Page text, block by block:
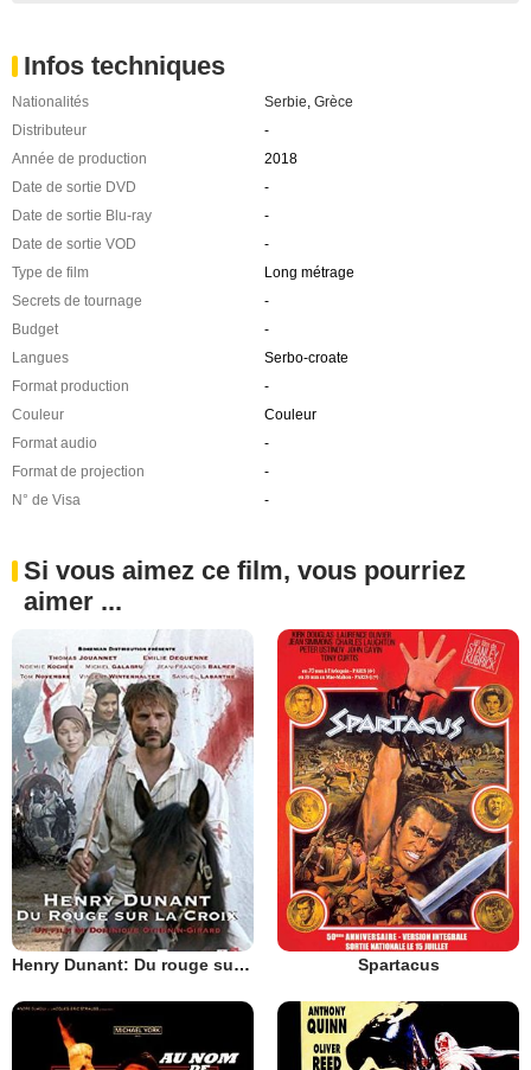
Infos techniques
Nationalités Serbie, Grèce
Distributeur
-
Année de production
2018
Date de sortie DVD
-
Date de sortie Blu-ray
-
Date de sortie VOD
-
Type de film
Long métrage
Secrets de tournage
-
Budget
-
Langues
Serbo-croate
Format production
-
Couleur
Couleur
Format audio
-
Format de projection
-
N° de Visa
-
Si vous aimez ce film, vous pourriez
aimer ...
Henry Dunant: Du rouge sur la croix Spartacus